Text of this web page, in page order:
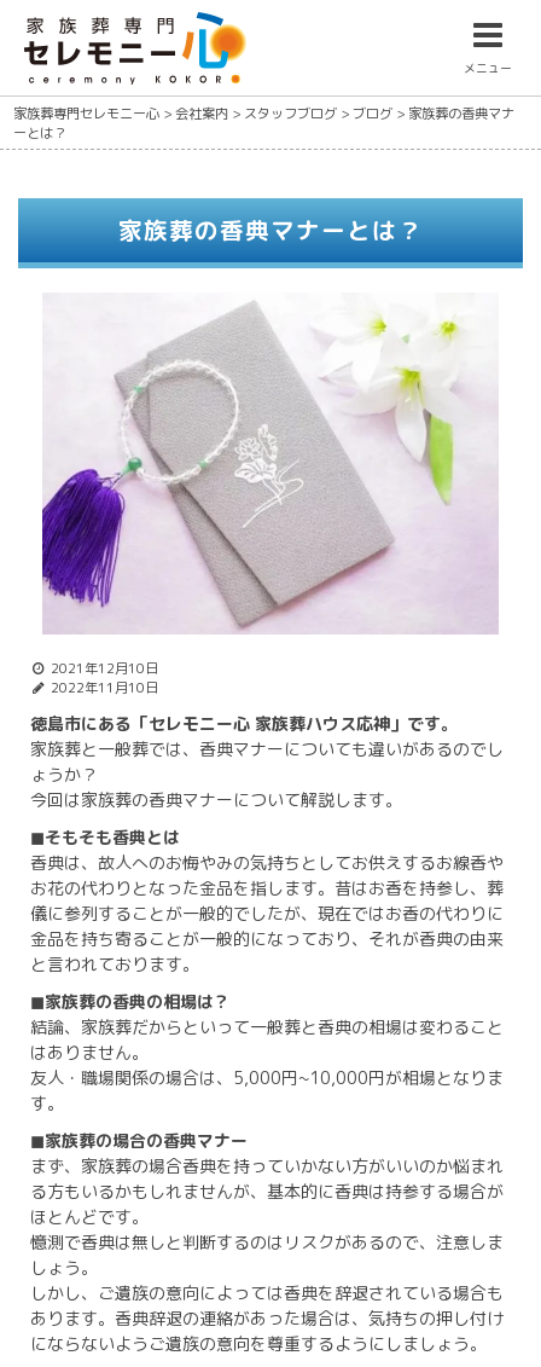
メニュー
家族葬専門セレモニー心 >会社案内 > スタッフブログ > ブログ > 家族葬の香典マナ
ーとは？
家族葬の香典マナーとは？
2021年12月10日
2022年11月10日
徳島市にある「セレモニー心 家族葬ハウス応神」です。
家族葬と一般葬では、香典マナーについても違いがあるのでし
ょうか？
今回は家族葬の香典マナーについて解説します。
◼︎そもそも香典とは
香典は、故人へのお悔やみの気持ちとしてお供えするお線香や
お花の代わりとなった金品を指します。昔はお香を持参し、葬
儀に参列することが一般的でしたが、現在ではお香の代わりに
金品を持ち寄ることが一般的になっており、それが香典の由来
と言われております。
◼︎家族葬の香典の相場は？
結論、家族葬だからといって一般葬と香典の相場は変わること
はありません。
友人・職場関係の場合は、5,000円~10,000円が相場となりま
す。
◼︎家族葬の場合の香典マナー
まず、家族葬の場合香典を持っていかない方がいいのか悩まれ
る方もいるかもしれませんが、基本的に香典は持参する場合が
ほとんどです。
憶測で香典は無しと判断するのはリスクがあるので、注意しま
しょう。
しかし、ご遺族の意向によっては香典を辞退されている場合も
あります。香典辞退の連絡があった場合は、気持ちの押し付け
にならないようご遺族の意向を尊重するようにしましょう。